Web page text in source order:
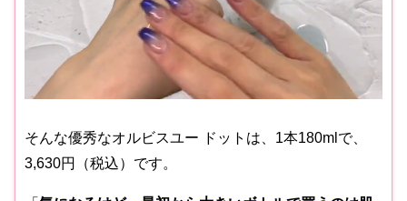
そんな優秀なオルビスユー ドットは、1本180mlで、
3,630円（税込）です。